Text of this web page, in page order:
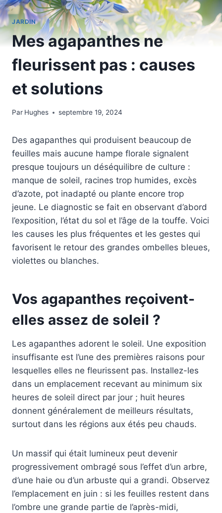
JARDIN
Mes agapanthes ne
fleurissent pas : causes
et solutions
Par Hughes septembre 19, 2024
Des agapanthes qui produisent beaucoup de
feuilles mais aucune hampe florale signalent
presque toujours un déséquilibre de culture :
manque de soleil, racines trop humides, excès
d’azote, pot inadapté ou plante encore trop
jeune. Le diagnostic se fait en observant d’abord
l’exposition, l’état du sol et l’âge de la touffe. Voici
les causes les plus fréquentes et les gestes qui
favorisent le retour des grandes ombelles bleues,
violettes ou blanches.
Vos agapanthes reçoivent-
elles assez de soleil ?
Les agapanthes adorent le soleil. Une exposition
insuffisante est l’une des premières raisons pour
lesquelles elles ne fleurissent pas. Installez-les
dans un emplacement recevant au minimum six
heures de soleil direct par jour ; huit heures
donnent généralement de meilleurs résultats,
surtout dans les régions aux étés peu chauds.
Un massif qui était lumineux peut devenir
progressivement ombragé sous l’effet d’un arbre,
d’une haie ou d’un arbuste qui a grandi. Observez
l’emplacement en juin : si les feuilles restent dans
l’ombre une grande partie de l’après-midi,